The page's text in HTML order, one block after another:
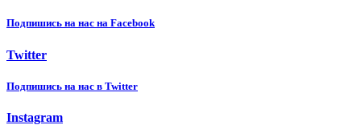
Подпишиcь на нас на Facebook
Twitter
Подпишиcь на нас в Twitter
Instagram